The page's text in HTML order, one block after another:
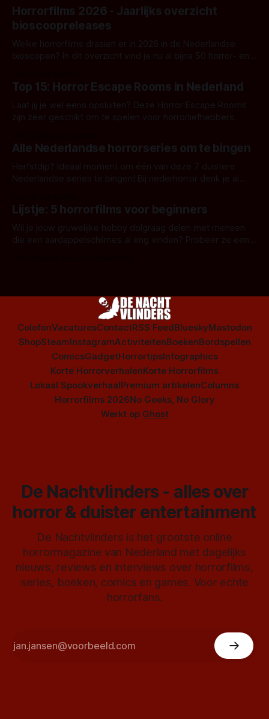
Horrorfilms 2026 - Jaarlijks overzicht
bioscoopreleases
Welke horrorfilms draaien er in 2026 in de Nederlandse
bioscopen? In dit overzicht vind je nu al bijna 50 horror- en
Top 15: Horror Escape Rooms in Nederland
Laat jij je wel eens opsluiten? Deze Horror Escape Rooms
zijn zeer geschikt om te spelen voor horrorliefhebbers.
Alle Nederlandse horrorseries om te bingen
Herfstdip? Ideaal moment om één van deze 7 duistere
Nederlandse series te bingen! Bij nederhorror denk je al
Amsterdamned of The Johnsons. Maar Nederlandse horror
is niet beperkt tot films. Hier een aantal Nederlandse tv-
series uit het duistere of horrorgenre. Als
Lijstje: 5 horrorfilms voor beginners
Wil je jouw gruwelijke hobby dolgraag delen met mensen
die een aardappelschilmes al eng vinden? Probeer ze eens
ColofonVacaturesContactRSS FeedBlueskyMastodon
ShopSteamInstagramActiviteitenBoekenBordspellen
ComicsGadgetHorrortipsInfographics
Korte HorrorverhalenKorte Horrorfilms
Lokaal SpookverhaalPremium artikelenColumns
Horrorfilms 2026No Geeks, No Glory
Werkt op Ghost
De Nachtvlinders - alles over
horror & duister entertainment
De Nachtvlinders is het grootste online
horrormagazine van Nederland met dagelijks
nieuws, reviews en interviews over horrorfilms,
series, boeken, comics en games. Voor echte
horrorfans.